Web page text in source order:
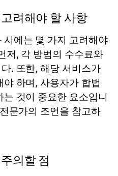
려해야 할 사항
에는 몇 가지 고려해야
저, 각 방법의 수수료와
. 또한, 해당 서비스가
하며, 사용자가 합법
것이 중요한 요소입니
문가의 조언을 참고하
의할 점